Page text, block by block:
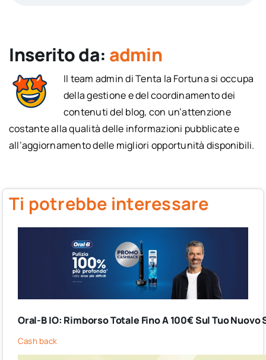
Inserito da: admin
Il team admin di Tenta la Fortuna si occupa
della gestione e del coordinamento dei
contenuti del blog, con un’attenzione
costante alla qualità delle informazioni pubblicate e
all’aggiornamento delle migliori opportunità disponibili.
Ti potrebbe interessare
Oral-B IO: Rimborso Totale Fino A 100€ Sul Tuo
Cash back